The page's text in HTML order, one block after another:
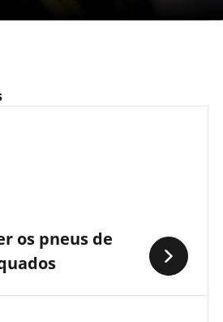
os pneus de